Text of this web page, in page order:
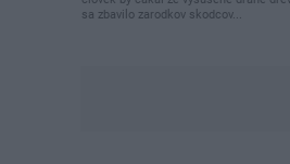
sa zbavilo zarodkov skodcov...